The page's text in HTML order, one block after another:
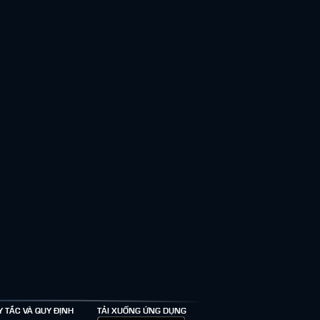
TẮC VÀ QUY ĐỊNH TẢI XUỐNG ỨNG DỤNG